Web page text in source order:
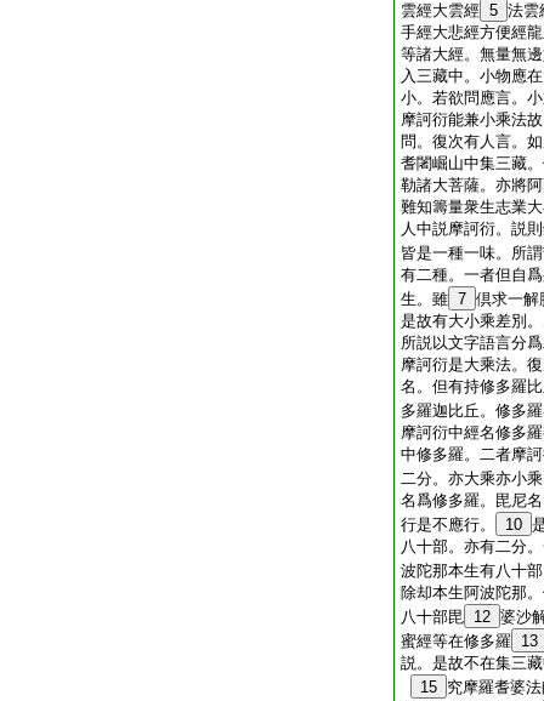
雲經大雲經 5 法雲
手經大悲經方便經
等諸大經。無量無
入三藏中。小物應
小。若欲問應言。
摩訶衍能兼小乘法
問。復次有人言。
耆闍崛山中集三藏
勒諸大菩薩。亦將
難知籌量衆生志業
人中説摩訶衍。説
皆是一種一味。所
有二種。一者但自
生。雖 7 倶求一解
是故有大小乘差別
所説以文字語言分
摩訶衍是大乘法。
名。但有持修多羅
多羅迦比丘。修多
摩訶衍中經名修多
中修多羅。二者摩
二分。亦大乘亦小
名爲修多羅。毘尼
行是不應行。
10
八十部。亦有二分
波陀那本生有八十
除却本生阿波陀那
八十部毘 12 婆沙
蜜經等在修多羅 13
説。是故不在集三
15 究摩羅耆婆